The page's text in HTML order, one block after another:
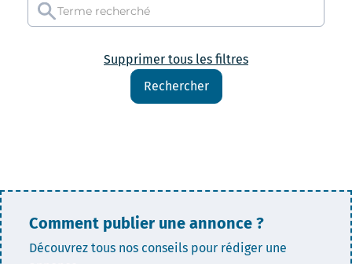
Supprimer tous les filtres
Rechercher
Comment publier une annonce ?
Découvrez tous nos conseils pour rédiger une